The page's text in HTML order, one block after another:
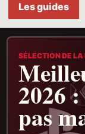
Les guides
SÉLECTION DE
2026
pas